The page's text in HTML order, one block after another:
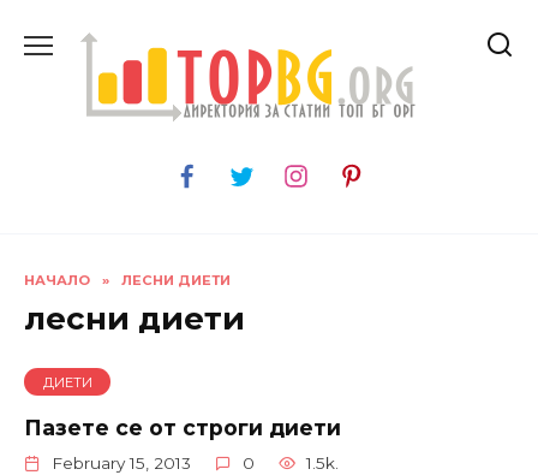
НАЧАЛО » ЛЕСНИ ДИЕТИ
лесни диети
ДИЕТИ
Пазете се от строги диети
February 15, 2013 0 1.5k.